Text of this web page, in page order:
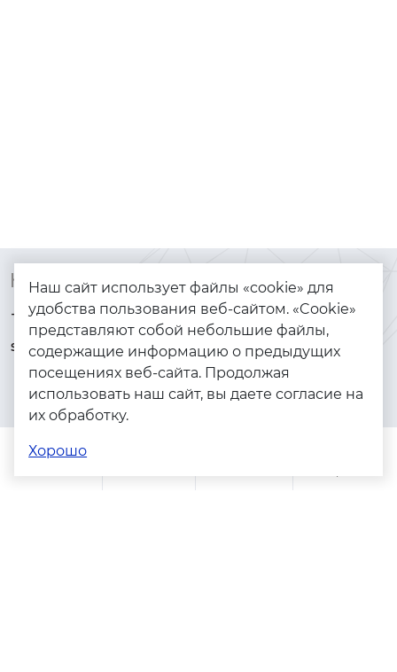
Контакты
+7 (925) 144-64-73
serebryanyye.grani@mail.ru
Каталог
Браслеты
Золото
Серебро
Помощь
Наш сайт использует файлы «cookie» для
удобства пользования веб-сайтом. «Cookie»
представляют собой небольшие файлы,
содержащие информацию о предыдущих
посещениях веб-сайта. Продолжая
использовать наш сайт, вы даете согласие на
их обработку.
Хорошо